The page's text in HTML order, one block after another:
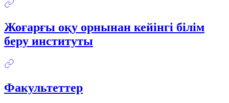
Жоғарғы оқу орнынан кейінгі білім
беру институты
Факультеттер